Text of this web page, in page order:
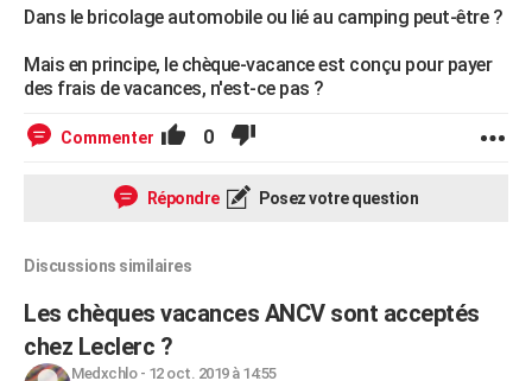
Bricolage
Lifestyle
Culture
Sport
Auto
Television
Voyage
Cinema
Dans le bricolage automobile ou lié au camping peut-être ?
Mais en principe, le chèque-vacance est conçu pour payer
des frais de vacances, n'est-ce pas ?
Commenter 0
Répondre Posez votre question
Discussions similaires
Les chèques vacances ANCV sont acceptés
chez Leclerc ?
Medxchlo- 12 oct. 2019 à 14:55